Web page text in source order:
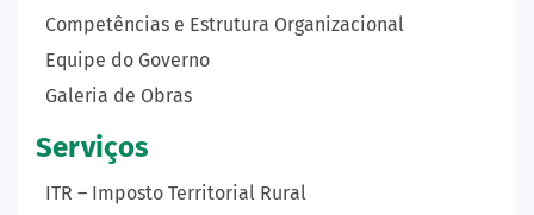
Competências e Estrutura Organizacional
Equipe do Governo
Galeria de Obras
Serviços
ITR – Imposto Territorial Rural